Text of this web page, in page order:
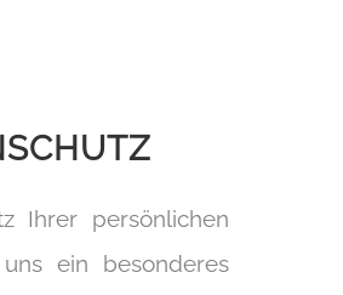
Ihrer persönlichen
ein besonderes